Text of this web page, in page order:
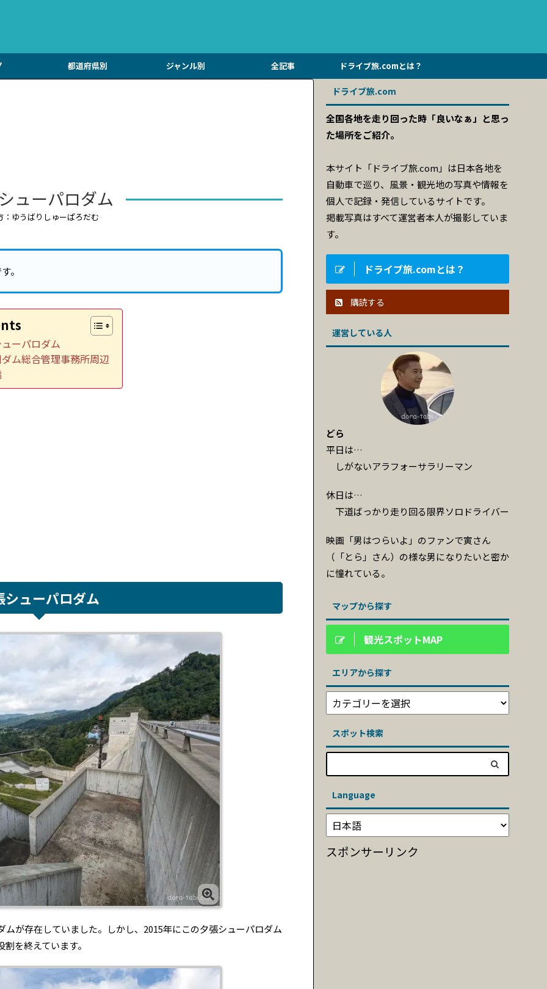
都道府県別 ジャンル別 全記事 ドライブ旅.comとは？
ューパロダム
：ゆうばりしゅーぱろだむ
。
ーパロダム
ム総合管理事務所周辺
シューパロダム
が存在していました。しかし、2015年にこの夕張シューパロダム
を終えています。
ドライブ旅.com
全国各地を走り回った時「良いなぁ」と思っ
た場所をご紹介。
本サイト「ドライブ旅.com」は日本各地を
自動車で巡り、風景・観光地の写真や情報を
個人で記録・発信しているサイトです。
掲載写真はすべて運営者本人が撮影していま
す。
ドライブ旅.comとは？
購読する
運営している人
どら
平日は…
しがないアラフォーサラリーマン
休日は…
下道ばっかり走り回る限界ソロドライバー
映画「男はつらいよ」のファンで寅さん
（「とら」さん）の様な男になりたいと密か
に憧れている。
マップから探す
観光スポットMAP
エリアから探す
スポット検索
Language
スポンサーリンク